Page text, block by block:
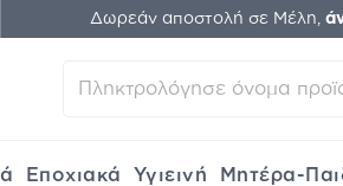
Δωρεάν αποστολή σε Μέλη,
Εποχιακά Υγιεινή Μητέρα-